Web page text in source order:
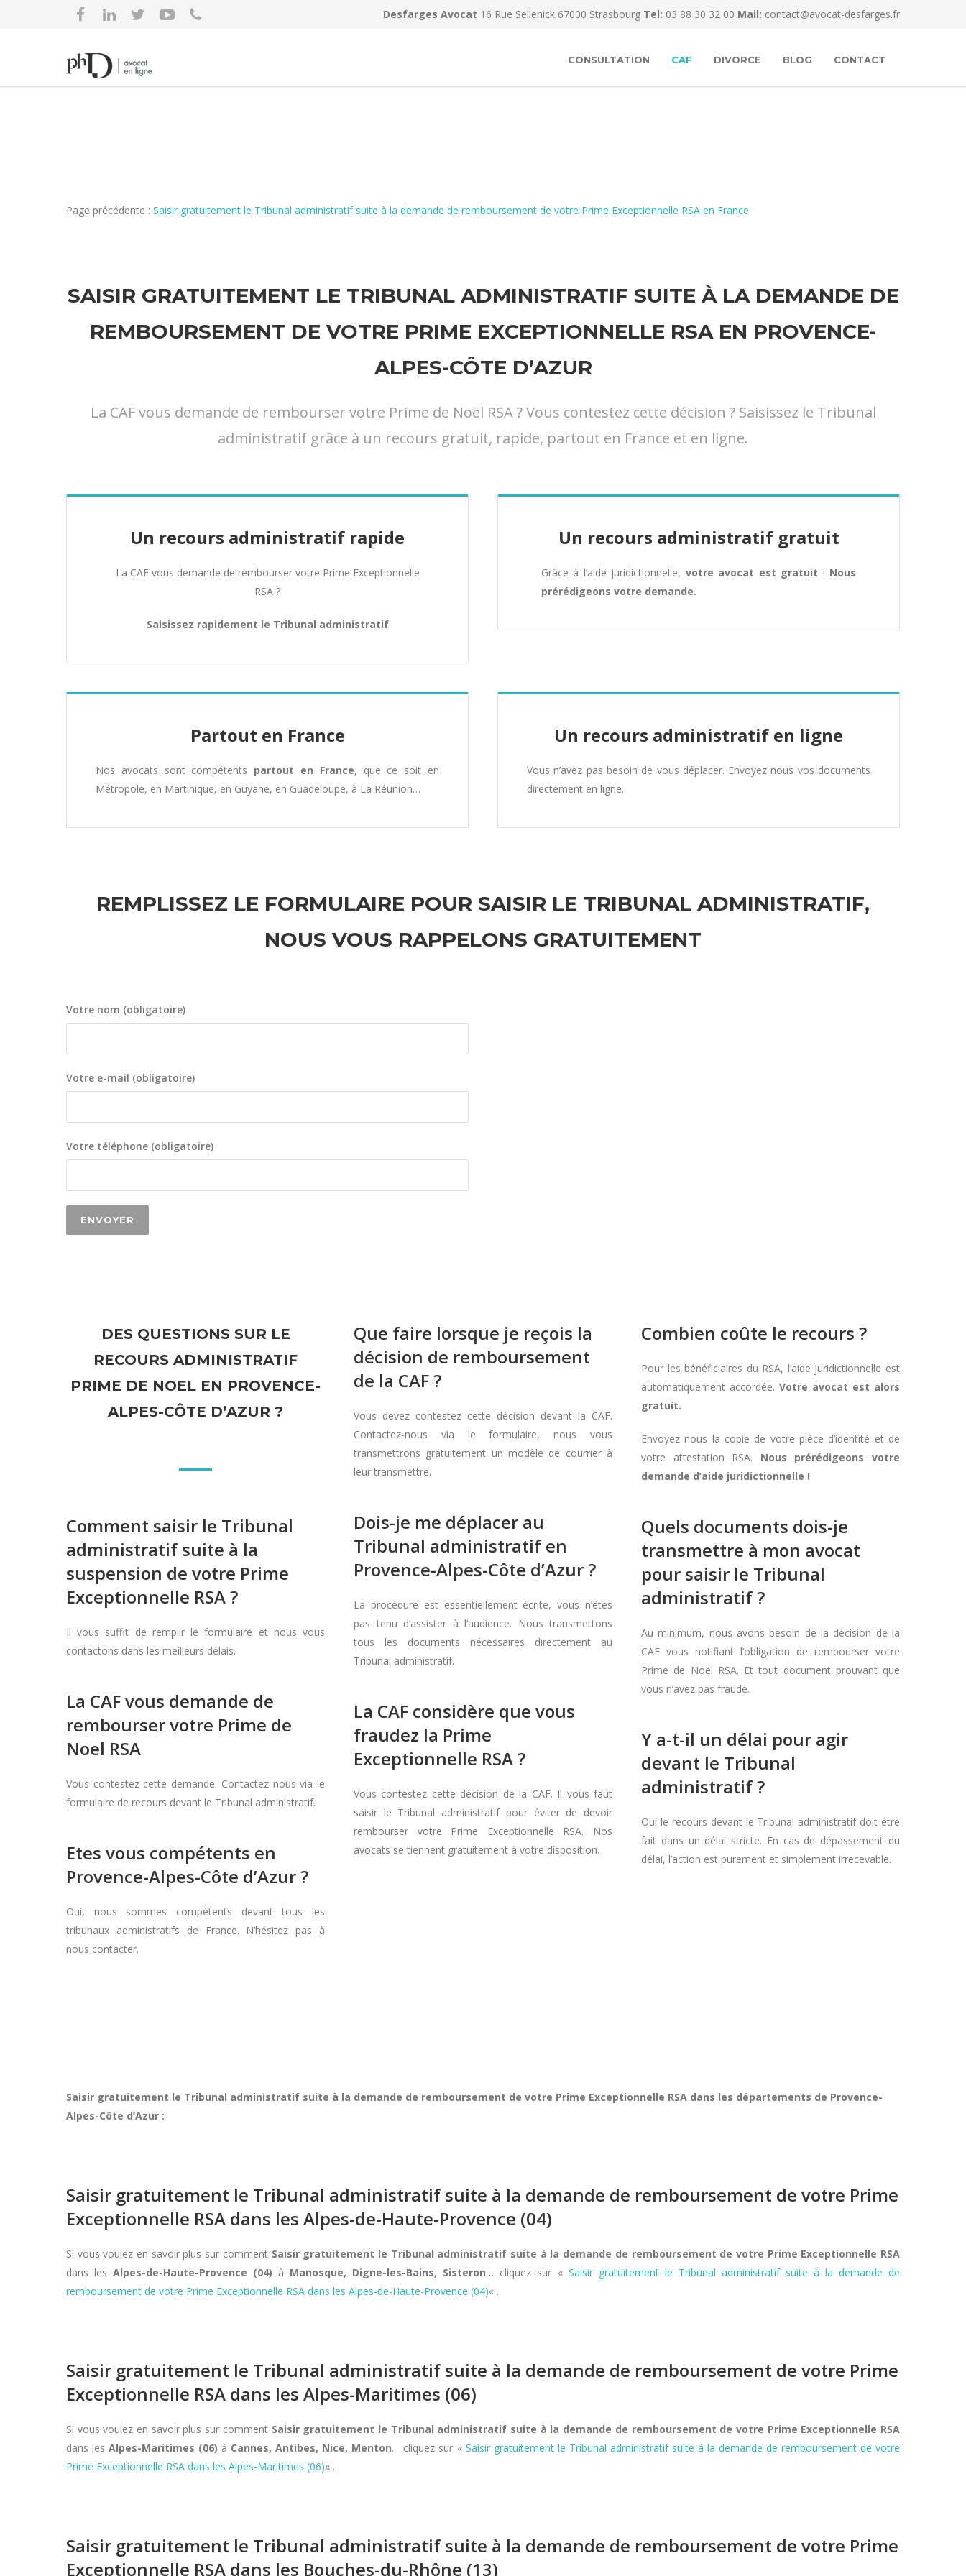
Desfarges Avocat 16 Rue Sellenick 67000 Strasbourg Tel: 03 88 30 32 00 Mail: contact@avocat-desfarges.fr
CONSULTATION CAF DIVORCE BLOG CONTACT
Page précédente : Saisir gratuitement le Tribunal administratif suite à la demande de remboursement de votre Prime Exceptionnelle RSA en France
SAISIR GRATUITEMENT LE TRIBUNAL ADMINISTRATIF SUITE À LA DEMANDE DE
REMBOURSEMENT DE VOTRE PRIME EXCEPTIONNELLE RSA EN PROVENCE-
ALPES-CÔTE D’AZUR
La CAF vous demande de rembourser votre Prime de Noël RSA ? Vous contestez cette décision ? Saisissez le Tribunal
administratif grâce à un recours gratuit, rapide, partout en France et en ligne.
Un recours administratif rapide
La CAF vous demande de rembourser votre Prime Exceptionnelle
RSA ?
Saisissez rapidement le Tribunal administratif
Un recours administratif gratuit
Grâce à l’aide juridictionnelle, votre avocat est gratuit ! Nous
prérédigeons votre demande.
Partout en France
Nos avocats sont compétents partout en France, que ce soit en
Métropole, en Martinique, en Guyane, en Guadeloupe, à La Réunion…
Un recours administratif en ligne
Vous n’avez pas besoin de vous déplacer. Envoyez nous vos documents
directement en ligne.
REMPLISSEZ LE FORMULAIRE POUR SAISIR LE TRIBUNAL ADMINISTRATIF,
NOUS VOUS RAPPELONS GRATUITEMENT
Votre nom (obligatoire)
Votre e-mail (obligatoire)
Votre téléphone (obligatoire)
DES QUESTIONS SUR LE
RECOURS ADMINISTRATIF
PRIME DE NOEL EN PROVENCE-
ALPES-CÔTE D’AZUR ?
Comment saisir le Tribunal
administratif suite à la
suspension de votre Prime
Exceptionnelle RSA ?
Il vous suffit de remplir le formulaire et nous vous
contactons dans les meilleurs délais.
La CAF vous demande de
rembourser votre Prime de
Noel RSA
Vous contestez cette demande. Contactez nous via le
formulaire de recours devant le Tribunal administratif.
Etes vous compétents en
Provence-Alpes-Côte d’Azur ?
Oui, nous sommes compétents devant tous les
tribunaux administratifs de France. N’hésitez pas à
nous contacter.
Que faire lorsque je reçois la
décision de remboursement
de la CAF ?
Vous devez contestez cette décision devant la CAF.
Contactez-nous via le formulaire, nous vous
transmettrons gratuitement un modèle de courrier à
leur transmettre.
Dois-je me déplacer au
Tribunal administratif en
Provence-Alpes-Côte d’Azur ?
La procédure est essentiellement écrite, vous n’êtes
pas tenu d’assister à l’audience. Nous transmettons
tous les documents nécessaires directement au
Tribunal administratif.
La CAF considère que vous
fraudez la Prime
Exceptionnelle RSA ?
Vous contestez cette décision de la CAF. Il vous faut
saisir le Tribunal administratif pour éviter de devoir
rembourser votre Prime Exceptionnelle RSA. Nos
avocats se tiennent gratuitement à votre disposition.
Combien coûte le recours ?
Pour les bénéficiaires du RSA, l’aide juridictionnelle est
automatiquement accordée. Votre avocat est alors
gratuit.
Envoyez nous la copie de votre pièce d’identité et de
votre attestation RSA. Nous prérédigeons votre
demande d’aide juridictionnelle !
Quels documents dois-je
transmettre à mon avocat
pour saisir le Tribunal
administratif ?
Au minimum, nous avons besoin de la décision de la
CAF vous notifiant l’obligation de rembourser votre
Prime de Noël RSA. Et tout document prouvant que
vous n’avez pas fraudé.
Y a-t-il un délai pour agir
devant le Tribunal
administratif ?
Oui le recours devant le Tribunal administratif doit être
fait dans un délai stricte. En cas de dépassement du
délai, l’action est purement et simplement irrecevable.
Saisir gratuitement le Tribunal administratif suite à la demande de remboursement de votre Prime Exceptionnelle RSA dans les départements de Provence-
Alpes-Côte d’Azur :
Saisir gratuitement le Tribunal administratif suite à la demande de remboursement de votre Prime
Exceptionnelle RSA dans les Alpes-de-Haute-Provence (04)
Si vous voulez en savoir plus sur comment Saisir gratuitement le Tribunal administratif suite à la demande de remboursement de votre Prime Exceptionnelle RSA
dans lesAlpes-de-Haute-Provence (04) à Manosque, Digne-les-Bains, Sisteron… cliquez sur « Saisir gratuitement le Tribunal administratif suite à la demande de
remboursement de votre Prime Exceptionnelle RSA dans les Alpes-de-Haute-Provence (04)« .
Saisir gratuitement le Tribunal administratif suite à la demande de remboursement de votre Prime
Exceptionnelle RSA dans les Alpes-Maritimes (06)
Si vous voulez en savoir plus sur comment Saisir gratuitement le Tribunal administratif suite à la demande de remboursement de votre Prime Exceptionnelle RSA
dans lesAlpes-Maritimes (06) à Cannes, Antibes, Nice, Menton.. cliquez sur « Saisir gratuitement le Tribunal administratif suite à la demande de remboursement de votre
Prime Exceptionnelle RSA dans les Alpes-Maritimes (06)« .
Saisir gratuitement le Tribunal administratif suite à la demande de remboursement de votre Prime
Exceptionnelle RSA dans les Bouches-du-Rhône (13)